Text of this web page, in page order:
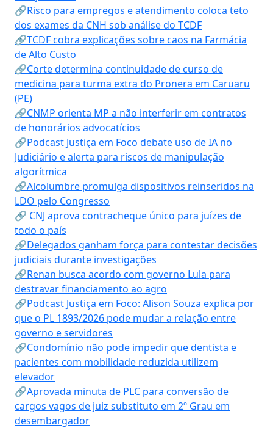
🔗Risco para empregos e atendimento coloca teto
dos exames da CNH sob análise do TCDF
🔗TCDF cobra explicações sobre caos na Farmácia
de Alto Custo
🔗Corte determina continuidade de curso de
medicina para turma extra do Pronera em Caruaru
(PE)
🔗CNMP orienta MP a não interferir em contratos
de honorários advocatícios
🔗Podcast Justiça em Foco debate uso de IA no
Judiciário e alerta para riscos de manipulação
algorítmica
🔗Alcolumbre promulga dispositivos reinseridos na
LDO pelo Congresso
🔗 CNJ aprova contracheque único para juízes de
todo o país
🔗Delegados ganham força para contestar decisões
judiciais durante investigações
🔗Renan busca acordo com governo Lula para
destravar financiamento ao agro
🔗Podcast Justiça em Foco: Alison Souza explica por
que o PL 1893/2026 pode mudar a relação entre
governo e servidores
🔗Condomínio não pode impedir que dentista e
pacientes com mobilidade reduzida utilizem
elevador
🔗Aprovada minuta de PLC para conversão de
cargos vagos de juiz substituto em 2º Grau em
desembargador